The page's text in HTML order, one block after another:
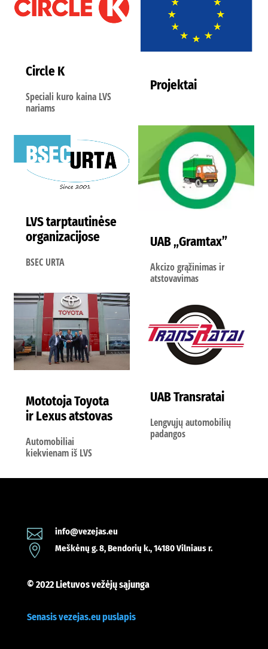
Circle K
Speciali kuro kaina LVS
nariams
Projektai
UAB „Gramtax”
Akcizo grąžinimas ir
atstovavimas
LVS tarptautinėse
organizacijose
BSEC URTA
Mototoja Toyota
ir Lexus atstovas
Automobiliai
kiekvienam iš LVS
UAB Transratai
Lengvųjų automobilių
padangos
 info@vezejas.eu
 Meškėnų g. 8, Bendorių k., 14180 Vilniaus r.
© 2022 Lietuvos vežėjų sąjunga
Senasis vezejas.eu puslapis